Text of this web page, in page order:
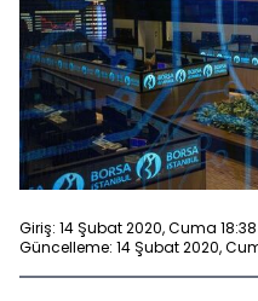
Giriş: 14 Şubat 2020, Cuma 18:38
Güncelleme: 14 Şubat 2020,